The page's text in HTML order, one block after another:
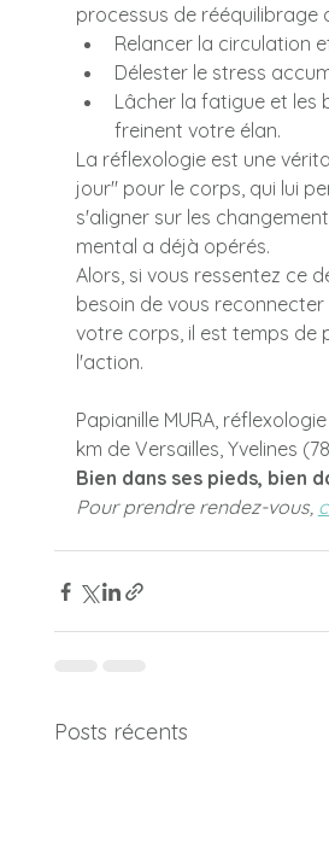
processus de rééquilibrage
Relancer la circulation
Délester le stress
Lâcher la fatigue et les
freinent votre élan.
La réflexologie est une
jour" pour le corps, qui lui
s'aligner sur les
mental a déjà opérés.
Alors, si vous ressentez ce
besoin de vous
votre corps, il est temps de
l'action.
Papianille MURA,
km de Versailles, Yvelines
Bien dans ses pieds, bien
Pour prendre rendez-vous,
Posts récents